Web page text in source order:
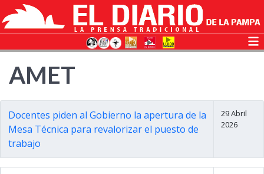
AMET
Docentes piden al Gobierno la apertura de la
Mesa Técnica para revalorizar el puesto de
trabajo
29 Abril
2026